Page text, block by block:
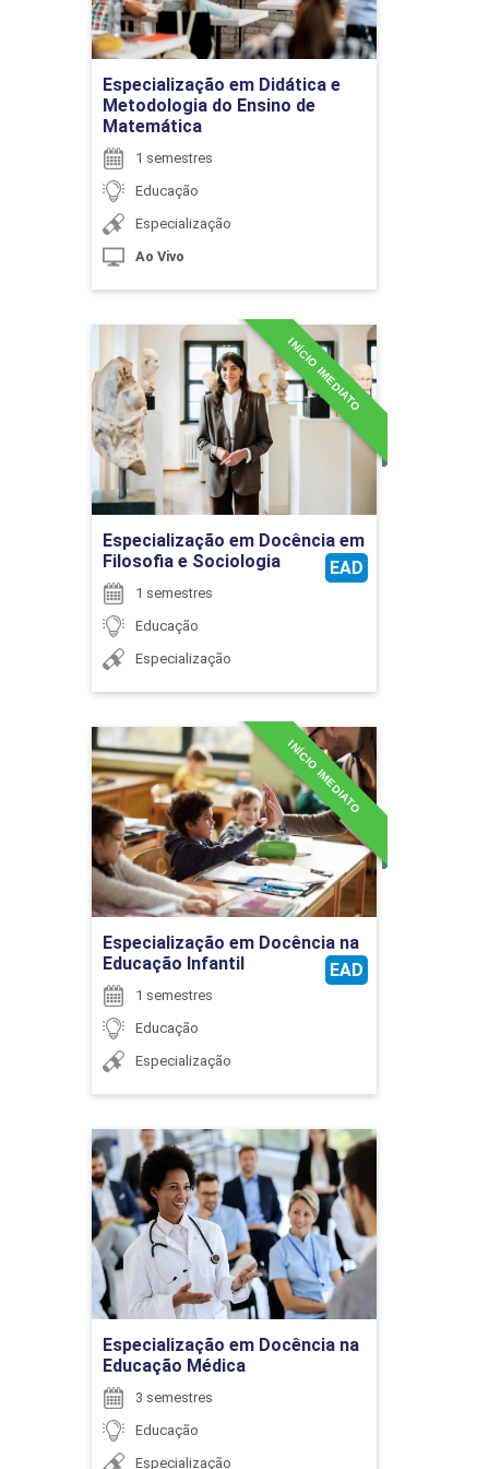
90
EDUCAÇÃO E DIREITOS HUMANOS
EDUCAÇÃO E INCLUSÃO
45
EDUCAÇÃO E TEMAS DA
CONTEMPORANEIDADE
30
EDUCAÇÃO EM ESPAÇOS FORMAIS E
NÃO-FORMAIS
EDUCAÇÃO INCLUSIVA: IMPLICAÇÕES
PEDAGÓGICAS NA EDUCAÇÃO BÁSICA
90
EDUCAÇÃO INFANTIL E LUDICIDADE
Especialização em Didática e
Metodologia do Ensino de
Matemática
1 semestres
Educação
Especialização
Ao Vivo
Especialização em Docência em
Filosofia e Sociologia
EAD
INÍCIO IMEDIATO
1 semestres
Educação
Especialização
Especialização em
Docência em Filosofia e
Sociologia
Detalhes do curso
Especialização em Docência na
Educação Infantil
EAD
INÍCIO IMEDIATO
1 semestres
Educação
Especialização
Especialização em
Docência na Educação
Infantil
Detalhes do curso
Especialização em Docência na
Educação Médica
3 semestres
Educação
Especialização
Especialização em
Docência na Educação
Médica
Detalhes do curso